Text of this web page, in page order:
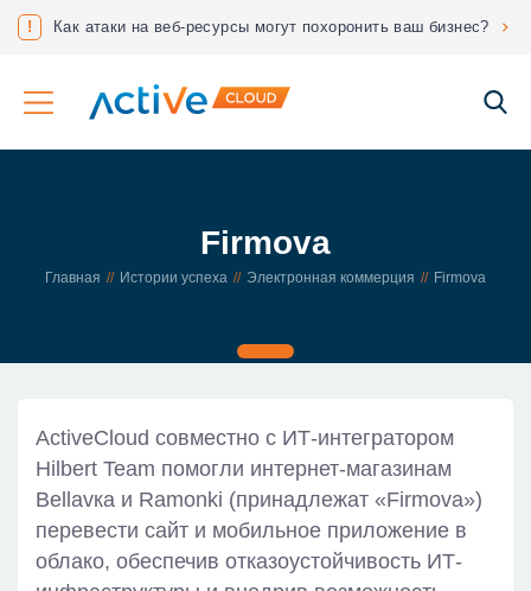
! Соответствие ФЗ 152 «О защите персональных данных»
Firmova
Главная Истории успеха Электронная коммерция Firmova
ActiveCloud совместно с ИТ-интегратором
Hilbert Team помогли интернет-магазинам
Bellavка и Ramonki (принадлежат «Firmova»)
перевести сайт и мобильное приложение в
облако, обеспечив отказоустойчивость ИТ-